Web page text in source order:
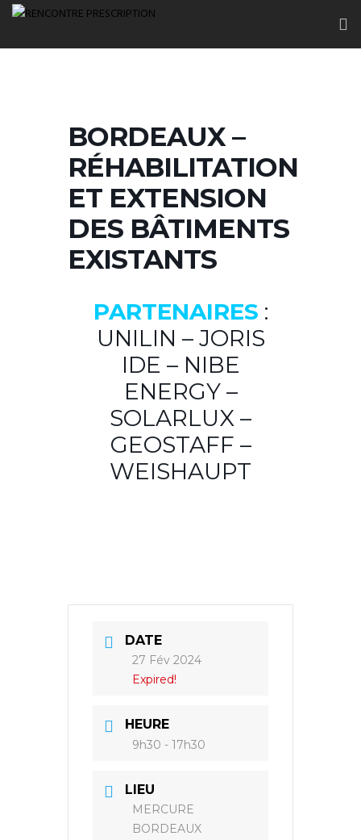
BORDEAUX –
RÉHABILITATION
ET EXTENSION
DES BÂTIMENTS
EXISTANTS
PARTENAIRES :
UNILIN – JORIS
IDE – NIBE
ENERGY –
SOLARLUX –
GEOSTAFF –
WEISHAUPT
DATE
27 Fév 2024
Expired!
HEURE
9h30 - 17h30
LIEU
MERCURE
BORDEAUX